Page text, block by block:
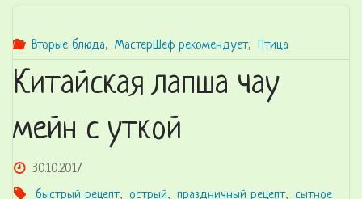
Вторые блюда, МастерШеф рекомендует, Птица
Китайская лапша чау
мейн с уткой
30.10.2017
быстрый рецепт, острый, праздничный рецепт, сытное